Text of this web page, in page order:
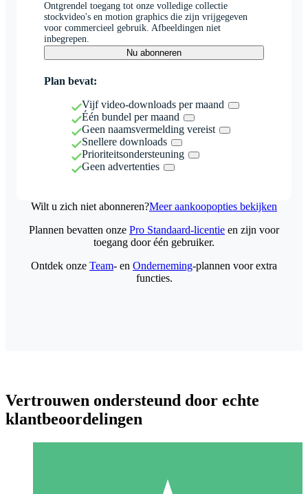
Ontgrendel toegang tot onze volledige collectie
stockvideo's en motion graphics die zijn vrijgegeven
voor commercieel gebruik. Afbeeldingen niet
inbegrepen.
Nu abonneren
Plan bevat:
Vijf video-downloads per maand
Één bundel per maand
Geen naamsvermelding vereist
Snellere downloads
Prioriteitsondersteuning
Geen advertenties
Wilt u zich niet abonneren?Meer aankoopopties bekijken
Plannen bevatten onze Pro Standaard-licentie en zijn voor
toegang door één gebruiker.
Ontdek onze Team- en Onderneming-plannen voor extra
functies.
Vertrouwen ondersteund door echte
klantbeoordelingen